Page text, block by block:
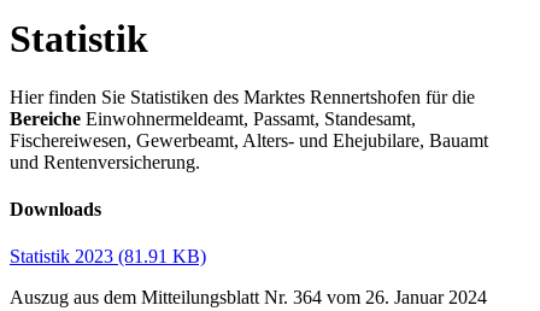
Statistik
Hier finden Sie Statistiken des Marktes Rennertshofen für die
Bereiche Einwohnermeldeamt, Passamt, Standesamt,
Fischereiwesen, Gewerbeamt, Alters- und Ehejubilare, Bauamt
und Rentenversicherung.
Downloads
Statistik 2023 (81.91 KB)
Auszug aus dem Mitteilungsblatt Nr. 364 vom 26. Januar 2024